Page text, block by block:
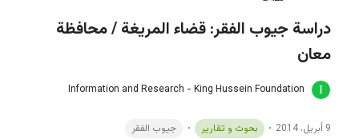
دراسة جيوب الفقر: قضاء المريغة / محافظة
معان
Information and Research - King Hussein Foundation
9 أبريل، 2014 بحوث و تقارير جيوب الفقر